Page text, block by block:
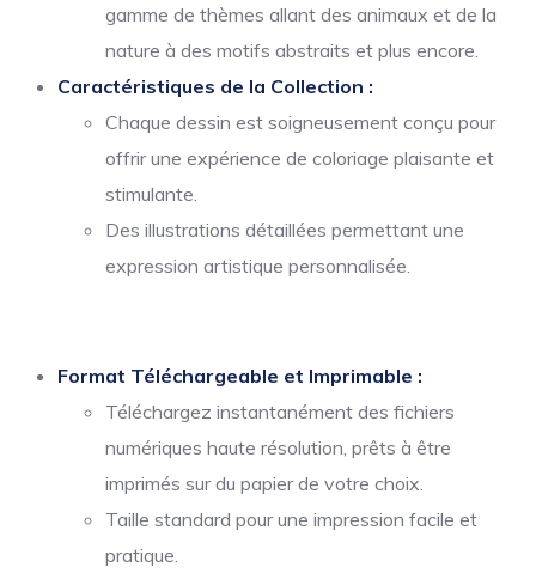
gamme de thèmes allant des animaux et de la
nature à des motifs abstraits et plus encore.
Caractéristiques de la Collection :
Chaque dessin est soigneusement conçu pour
offrir une expérience de coloriage plaisante et
stimulante.
Des illustrations détaillées permettant une
expression artistique personnalisée.
Format Téléchargeable et Imprimable :
Téléchargez instantanément des fichiers
numériques haute résolution, prêts à être
imprimés sur du papier de votre choix.
Taille standard pour une impression facile et
pratique.